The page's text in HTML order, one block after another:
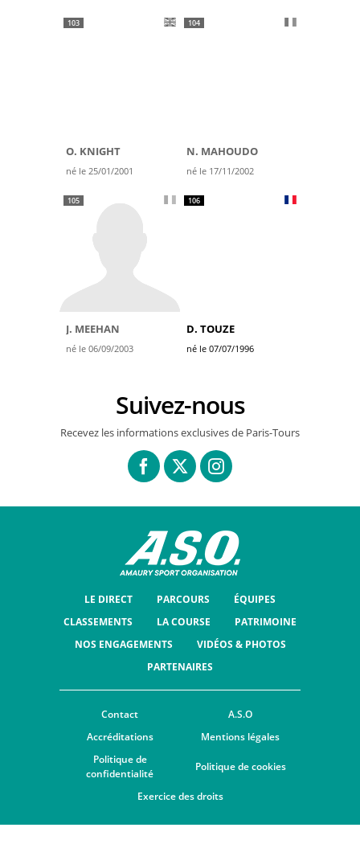
103
O. KNIGHT
né le 25/01/2001
104
N. MAHOUDO
né le 17/11/2002
105
J. MEEHAN
né le 06/09/2003
106
D. TOUZE
né le 07/07/1996
Suivez-nous
Recevez les informations exclusives de Paris-Tours
LE DIRECT PARCOURS
ÉQUIPES
CLASSEMENTS
LA COURSE
PATRIMOINE
NOS ENGAGEMENTS
VIDÉOS & PHOTOS
PARTENAIRES
Contact
A.S.O
Accréditations
Mentions légales
Politique de
confidentialité
Politique de cookies
Exercice des droits